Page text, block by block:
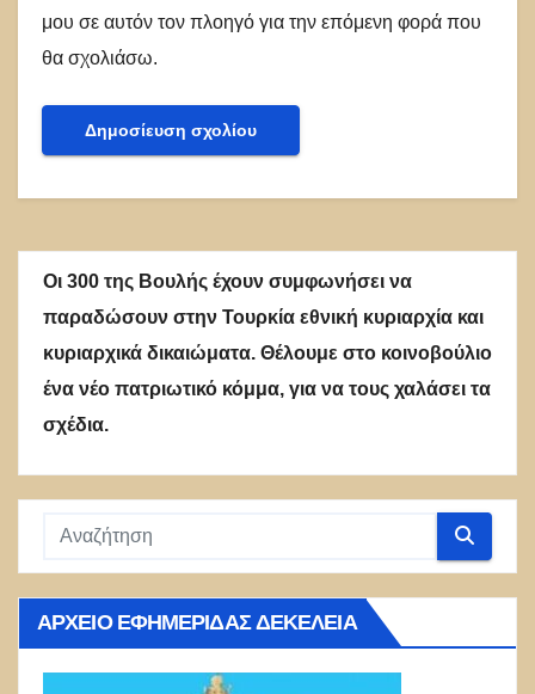
μου σε αυτόν τον πλοηγό για την επόμενη φορά που
θα σχολιάσω.
Οι 300 της Βουλής έχουν συμφωνήσει να
παραδώσουν στην Τουρκία εθνική κυριαρχία και
κυριαρχικά δικαιώματα. Θέλουμε στο κοινοβούλιο
ένα νέο πατριωτικό κόμμα, για να τους χαλάσει τα
σχέδια.
ΑΡΧΕΊΟ ΕΦΗΜΕΡΊΔΑΣ ΔΕΚΈΛΕΙΑ